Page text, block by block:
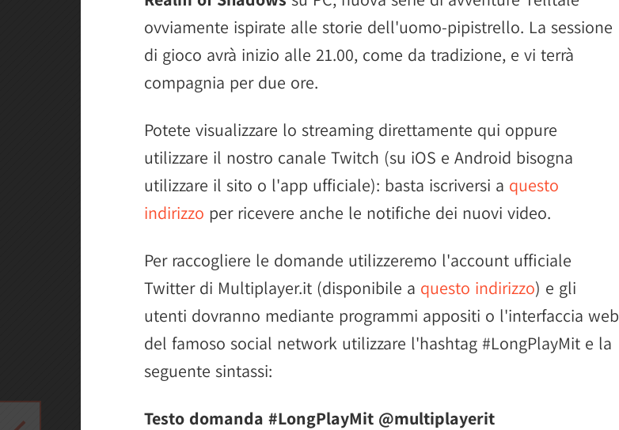
ovviamente ispirate alle storie dell'uomo-pipistrello. La sessione
di gioco avrà inizio alle 21.00, come da tradizione, e vi terrà
compagnia per due ore.
Potete visualizzare lo streaming direttamente qui oppure
utilizzare il nostro canale Twitch (su iOS e Android bisogna
utilizzare il sito o l'app ufficiale): basta iscriversi a questo
indirizzo per ricevere anche le notifiche dei nuovi video.
Per raccogliere le domande utilizzeremo l'account ufficiale
Twitter di Multiplayer.it (disponibile a questo indirizzo) e gli
utenti dovranno mediante programmi appositi o l'interfaccia web
del famoso social network utilizzare l'hashtag #LongPlayMit e la
seguente sintassi:
Testo domanda #LongPlayMit @multiplayerit